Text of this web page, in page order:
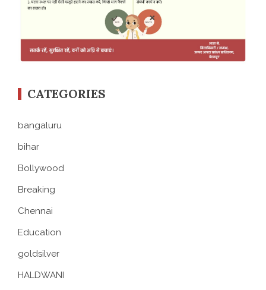
CATEGORIES
bangaluru
bihar
Bollywood
Breaking
Chennai
Education
goldsilver
HALDWANI